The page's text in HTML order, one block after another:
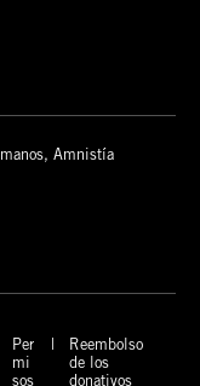
Amnistía
Per
mi
sos
Reembolso
de los
donativos